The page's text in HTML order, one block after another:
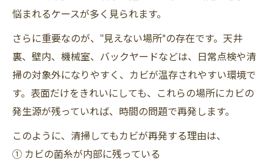
悩まれるケースが多く見られます。
さらに重要なのが、“見えない場所”の存在です。天井
裏、壁内、機械室、バックヤードなどは、日常点検や清
掃の対象外になりやすく、カビが温存されやすい環境で
す。表面だけをきれいにしても、これらの場所にカビの
発生源が残っていれば、時間の問題で再発します。
このように、清掃してもカビが再発する理由は、
① カビの菌糸が内部に残っている